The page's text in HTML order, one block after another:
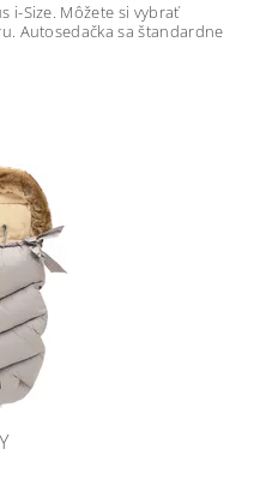
i-Size. Môžete si vybrať
Autosedačka sa štandardne